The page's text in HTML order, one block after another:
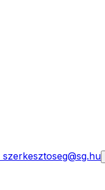
szerkesztoseg@sg.hu